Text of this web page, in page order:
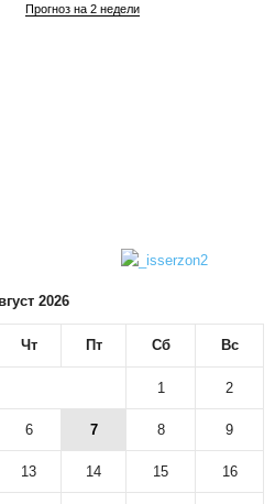
Прогноз на 2 недели
2026
Чт Пт Сб Вс
1 2
6 7 8 9
13 14 15 16